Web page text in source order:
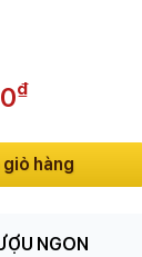
₫
hàng
NGON